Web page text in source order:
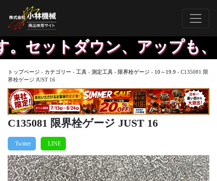
トダウン、アップも、自
トップページ › カテゴリー › 工具 › 測定工具 › 限界栓ゲージ › 10～19.9 › C135081 限
界栓ゲージ JUST 16
C135081 限界栓ゲージ JUST 16